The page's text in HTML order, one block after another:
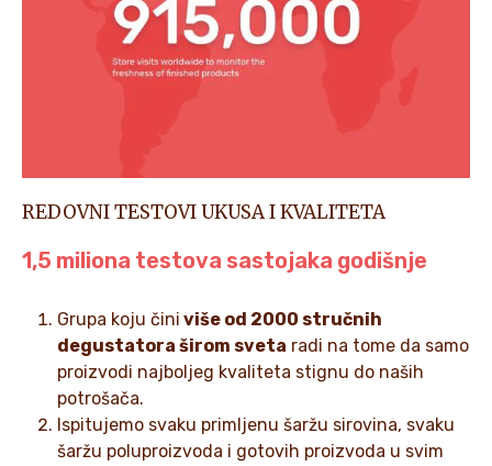
REDOVNI TESTOVI UKUSA I KVALITETA
1,5 miliona testova sastojaka godišnje
Grupa koju čini više od 2000 stručnih
degustatora širom sveta radi na tome da samo
proizvodi najboljeg kvaliteta stignu do naših
potrošača.
Ispitujemo svaku primljenu šaržu sirovina, svaku
šaržu poluproizvoda i gotovih proizvoda u svim